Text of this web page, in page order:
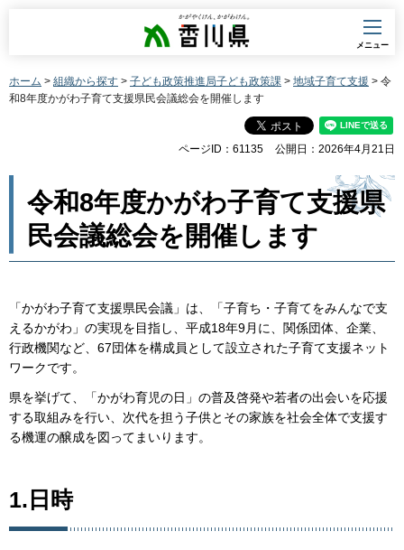
香川県
メニュー
ホーム > 組織から探す > 子ども政策推進局子ども政策課 > 地域子育て支援 > 令
和8年度かがわ子育て支援県民会議総会を開催します
ページID：61135 公開日：2026年4月21日
令和8年度かがわ子育て支援県
民会議総会を開催します
「かがわ子育て支援県民会議」は、「子育ち・子育てをみんなで支
えるかがわ」の実現を目指し、平成18年9月に、関係団体、企業、
行政機関など、67団体を構成員として設立された子育て支援ネット
ワークです。
県を挙げて、「かがわ育児の日」の普及啓発や若者の出会いを応援
する取組みを行い、次代を担う子供とその家族を社会全体で支援す
る機運の醸成を図ってまいります。
1.日時